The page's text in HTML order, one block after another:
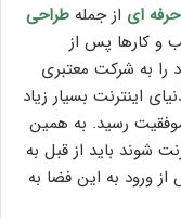
ای از جمله طراحی
و کارها پس از
را به شرکت معتبری
اینترنت بسیار زیاد
رسید. به همین
شوند باید از قبل به
ورود به این فضا به